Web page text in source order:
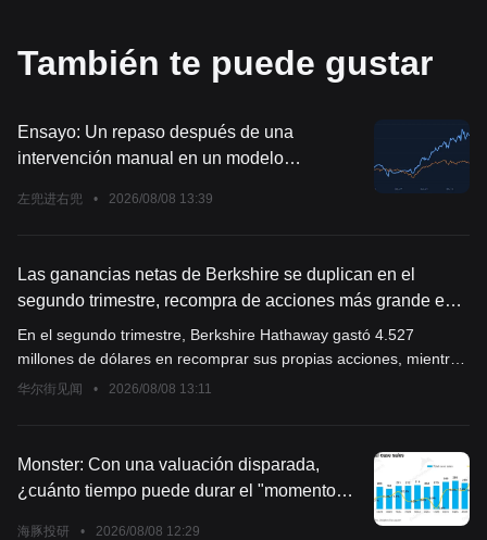
También te puede gustar
Ensayo: Un repaso después de una
intervención manual en un modelo
volvería a hacer?
左兜进右兜 • 2026/08/08 13:39
Las ganancias netas de Berkshire se duplican en el
segundo trimestre, recompra de acciones más grande en
cinco años y Google entra en el top 5 de sus principales
posiciones
En el segundo trimestre, Berkshire Hathaway gastó 4.527
millones de dólares en recomprar sus propias acciones, mientras
que en el primer trimestre la cifra fue de solo aproximadamente
gran mayoría concentrada en el segundo trimestre. Además, la
compañía realizó compras netas de acciones por unos 19.800
millones de dólares en el segundo trimestre, incluyendo una
inversión de alrededor de 10.000 millones de dólares en
华尔街见闻 • 2026/08/08 13:11
Monster: Con una valuación disparada,
¿cuánto tiempo puede durar el "momento
海豚投研 • 2026/08/08 12:29